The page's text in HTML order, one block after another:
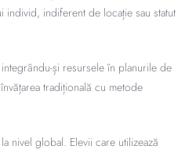
indiferent de locație sau statut
și resursele în planurile de
tradițională cu metode
nivel global. Elevii care utilizează